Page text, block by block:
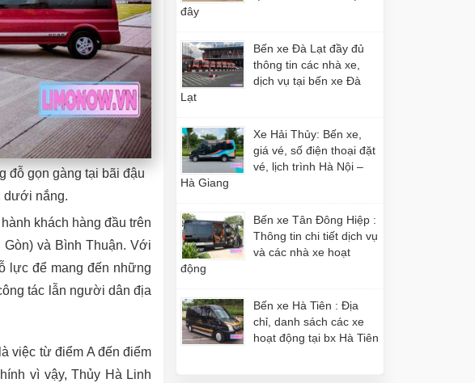
đỗ gọn gàng tại bãi đậu
dưới nắng.
khách hàng đầu trên
và Bình Thuận. Với
lực để mang đến những
tác lẫn người dân địa
việc từ điểm A đến điểm
vì vậy, Thủy Hà Linh
đây
Bến xe Đà Lạt đầy đủ
thông tin các nhà xe,
dịch vụ tại bến xe Đà
Lạt
Xe Hải Thủy: Bến xe,
giá vé, số điện thoại đặt
vé, lịch trình Hà Nội –
Hà Giang
Bến xe Tân Đông Hiệp :
Thông tin chi tiết dịch vụ
và các nhà xe hoạt
động
Bến xe Hà Tiên : Địa
chỉ, danh sách các xe
hoạt động tại bx Hà Tiên